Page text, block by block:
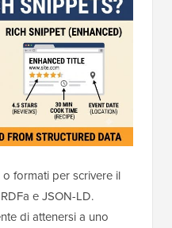
formati per scrivere il
e JSON-LD.
di attenersi a uno